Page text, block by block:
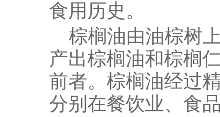
食用历史。
棕榈油由油棕树
产出棕榈油和棕榈
前者。棕榈油经过
分别在餐饮业、食